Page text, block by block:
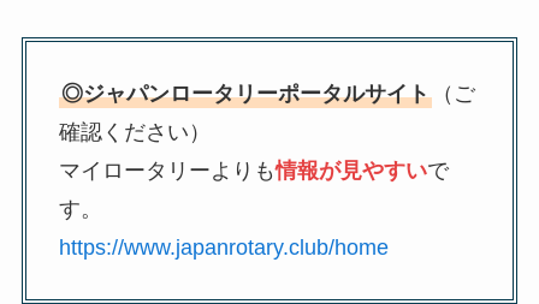
◎ジャパンロータリーポータルサイト（ご
確認ください）
マイロータリーよりも情報が見やすいで
す。
https://www.japanrotary.club/home